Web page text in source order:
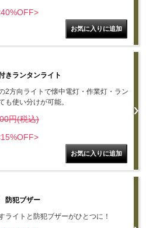
きランタンライト
2方向ライトで懐中電灯・作業灯・ラン
も使い分けが可能。
円(税込)
防犯ブザー
ライトと防犯ブザーがひとつに！